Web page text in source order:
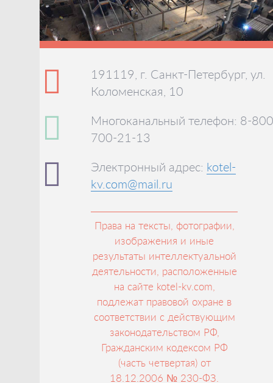
191119, г. Санкт-Петербург, ул.
Коломенская, 10
Многоканальный телефон: 8-
700-21-13
Электронный адрес: kotel-
kv.com@mail.ru
Права на тексты, фотографии,
изображения и иные
результаты интеллектуальной
деятельности, расположенные
на сайте kotel-kv.com,
подлежат правовой охране в
соответствии с действующим
законодательством РФ,
Гражданским кодексом РФ
(часть четвертая) от
18.12.2006 № 230-ФЗ.